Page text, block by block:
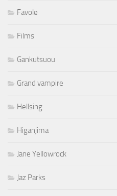
Favole
Films
Gankutsuou
Grand vampire
Hellsing
Higanjima
Jane Yellowrock
Jaz Parks